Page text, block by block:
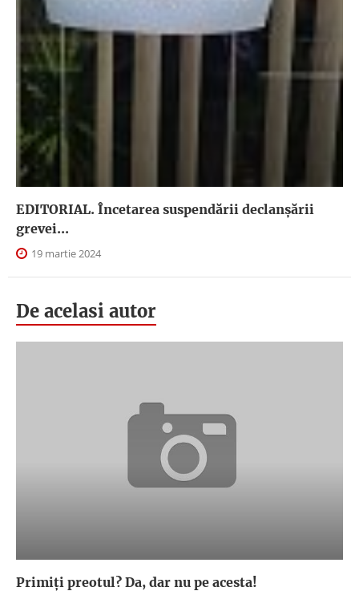
EDITORIAL. Încetarea suspendării declanşării
grevei...
19 martie 2024
De acelasi autor
Primiți preotul? Da, dar nu pe acesta!